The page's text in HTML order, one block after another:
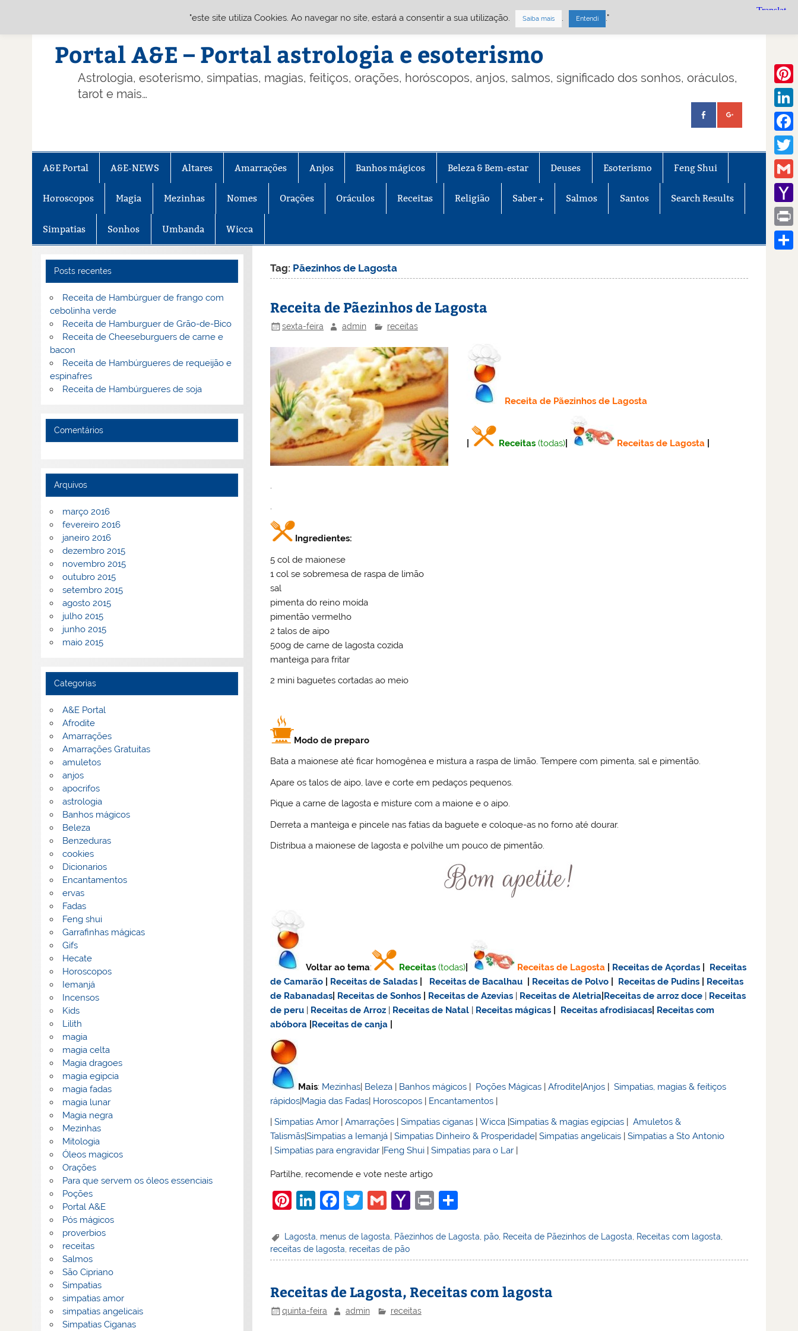
Portal A&E – Portal astrologia e esoterismo
Astrologia, esoterismo, simpatias, magias, feitiços, orações, horóscopos, anjos, salmos, significado dos sonhos, oráculos,
tarot e mais…
A&E Portal A&E-NEWS Altares Amarrações Anjos Banhos mágicos Beleza & Bem-estar Deuses Esoterismo Feng Shui
Horoscopos Magia Mezinhas Nomes Orações Oráculos Receitas Religião Saber + Salmos Santos Search Results
Simpatias Sonhos Umbanda Wicca
Tag: Pãezinhos de Lagosta
Receita de Pãezinhos de Lagosta
sexta-feira admin receitas
Receita de Pãezinhos de Lagosta
Receitas (todas)| Receitas de Lagosta
.
Ingredientes:
5 col de maionese
1 col se sobremesa de raspa de limão
sal
pimenta do reino moída
pimentão vermelho
2 talos de aipo
500g de carne de lagosta cozida
manteiga para fritar
2 mini baguetes cortadas ao meio
Modo de preparo
Bata a maionese até ficar homogênea e mistura a raspa de limão. Tempere com pimenta, sal e pimentão.
Apare os talos de aipo, lave e corte em pedaços pequenos.
Pique a carne de lagosta e misture com a maione e o aipo.
Derreta a manteiga e pincele nas fatias da baguete e coloque-as no forno até dourar.
Distribua a maionese de lagosta e polvilhe um pouco de pimentão.
Voltar ao tema: Receitas (todas) Receitas de Lagosta Receitas de Açordas
Receitas
de Camarão
Receitas de Saladas Receitas de Bacalhau Receitas de Polvo Receitas de Pudins
Receitas
de Rabanadas Receitas de Sonhos Receitas de Azevias | Receitas de Aletria Receitas dearroz doce | Receitas
de peru | Receitas de Arroz | Receitas de Natal | Receitas mágicas Receitas afrodisiacas Receitas com
abóbora Receitas de canja
Mais: Mezinhas| Beleza | Banhos mágicos | Poções Mágicas |Afrodite|Anjos |Simpatias, magias & feitiços
rápidos|Magia das Fadas| Horoscopos | Encantamentos |
|Simpatias Amor |Amarrações |Simpatias ciganas |Wicca |Simpatias & magias egípcias |Amuletos &
Talismãs|Simpatias a Iemanjá |Simpatias Dinheiro & Prosperidade|Simpatias angelicais |Simpatias a Sto Antonio
|Simpatias para engravidar |Feng Shui |Simpatias para o Lar |
Partilhe, recomende e vote neste artigo
Pi
er
e
Li
k
e
n
F
c
e
o
o
T
itt
er
G
ai
l
Y
h
o
M
ai
Pr
t
ar
e
Lagosta menus de lagosta Pãezinhos de Lagosta pão Receita de Pãezinhos de Lagosta Receitas com lagosta
receitas de lagosta receitas de pão
Receitas de Lagosta, Receitas com lagosta
quinta-feira admin receitas
Posts recentes
Receita de Hambúrguer de frango com
cebolinha verde
Receita de Hamburguer de Grão-de-Bico
Receita de Cheeseburguers de carne e
bacon
Receita de Hambúrgueres de requeijão e
espinafres
Receita de Hambúrgueres de soja
Comentários
Arquivos
março 2016
fevereiro 2016
janeiro 2016
dezembro 2015
novembro 2015
outubro 2015
setembro 2015
agosto 2015
julho 2015
junho 2015
maio 2015
Categorias
A&E Portal
Afrodite
Amarrações
Amarrações Gratuitas
amuletos
anjos
apocrifos
astrologia
Banhos mágicos
Beleza
Benzeduras
cookies
Dicionarios
Encantamentos
ervas
Fadas
Feng shui
Garrafinhas mágicas
Gifs
Hecate
Horoscopos
Iemanjá
Incensos
Kids
Lilith
magia
magia celta
Magia dragoes
magia egipcia
magia fadas
magia lunar
Magia negra
Mezinhas
Mitologia
Óleos magicos
Orações
Para que servem os óleos essenciais
Poções
Portal A&E
Pós mágicos
proverbios
receitas
Salmos
São Cipriano
Simpatias
simpatias amor
simpatias angelicais
Simpatias Ciganas
Gmail
Mail
Print
"este site utiliza Cookies. Ao navegar no site, estará a consentir a sua utilização. Saiba mais . Entendi ."